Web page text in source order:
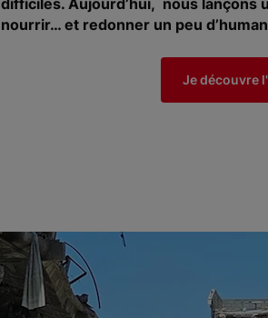
difficiles. Aujourd’hui, nous lançons
nourrir… et redonner un peu
Je découvre